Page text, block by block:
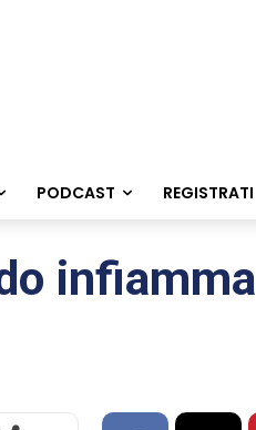
PODCAST REGISTRATI
infiamma